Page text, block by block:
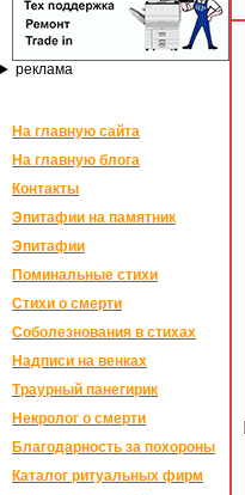
реклама
На главную сайта
На главную блога
Контакты
Эпитафии на памятник
Эпитафии
Поминальные стихи
Стихи о смерти
Соболезнования в стихах
Надписи на венках
Траурный панегирик
Некролог о смерти
Благодарность за похороны
Каталог ритуальных фирм